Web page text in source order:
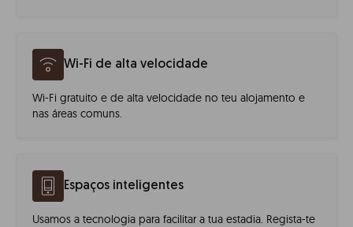
Wi-Fi de alta velocidade
Wi-Fi gratuito e de alta velocidade no teu alojamento e
nas áreas comuns.
Espaços inteligentes
Usamos a tecnologia para facilitar a tua estadia. Regista-te